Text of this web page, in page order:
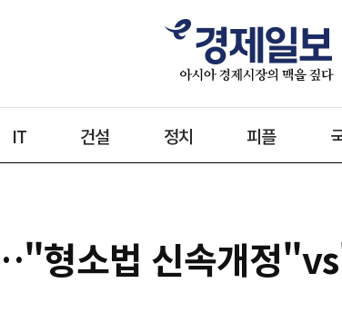
IT 건설 정치 피플
형소법 신속개정